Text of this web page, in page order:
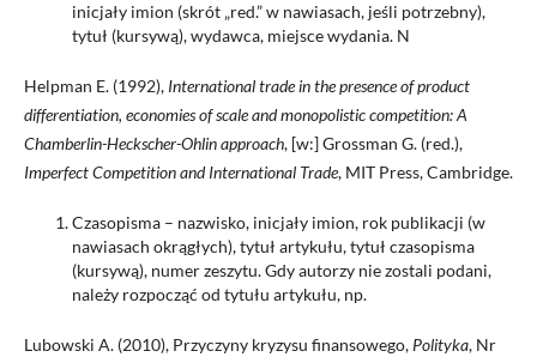
inicjały imion (skrót „red.” w nawiasach, jeśli potrzebny),
tytuł (kursywą), wydawca, miejsce wydania. N
Helpman E. (1992), International trade in the presence of product
differentiation, economies of scale and monopolistic competition: A
Chamberlin-Heckscher-Ohlin approach, [w:] Grossman G. (red.),
Imperfect Competition and International Trade, MIT Press, Cambridge.
Czasopisma – nazwisko, inicjały imion, rok publikacji (w
nawiasach okrągłych), tytuł artykułu, tytuł czasopisma
(kursywą), numer zeszytu. Gdy autorzy nie zostali podani,
należy rozpocząć od tytułu artykułu, np.
Lubowski A. (2010), Przyczyny kryzysu finansowego, Polityka, Nr